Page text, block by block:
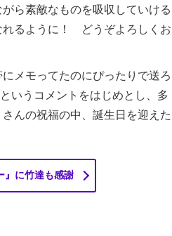
ら素敵なものを吸収していける
るように！ どうぞよろしくお
メモってたのにぴったりで送ろ
いうコメントをはじめとし、多
んの祝福の中、誕生日を迎えた
』に竹達も感謝